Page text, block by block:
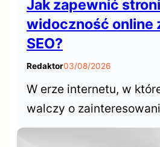
Jak zapewnić
widoczność online
SEO?
Redaktor03/08/2026
W erze internetu, w
walczy o
sukces opiera się na